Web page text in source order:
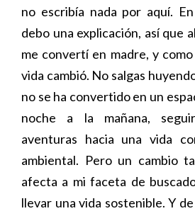
no escribía nada por aquí.
debo una explicación, así que
me convertí en madre, y
vida cambió. No salgas
no se ha convertido en un
noche a la mañana,
aventuras hacia una vida
ambiental. Pero un cambio
afecta a mi faceta de
llevar una vida sostenible. Y